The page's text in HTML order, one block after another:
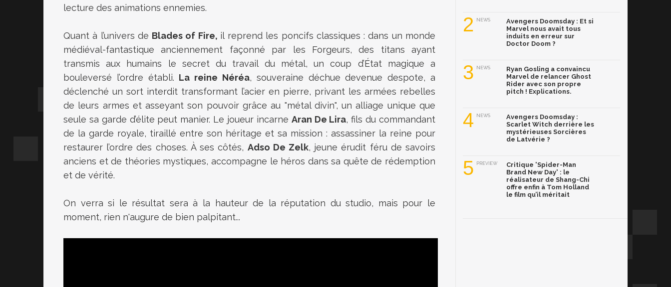
lecture des animations ennemies.
Quant à l’univers de Blades of Fire, il reprend les poncifs classiques : dans un monde
médiéval-fantastique anciennement façonné par les Forgeurs, des titans ayant
transmis aux humains le secret du travail du métal, un coup d’État magique a
bouleversé l’ordre établi. La reine Néréa, souveraine déchue devenue despote, a
déclenché un sort interdit transformant l’acier en pierre, privant les armées rebelles
de leurs armes et asseyant son pouvoir grâce au "métal divin", un alliage unique que
seule sa garde d’élite peut manier. Le joueur incarne Aran De Lira, fils du commandant
de la garde royale, tiraillé entre son héritage et sa mission : assassiner la reine pour
restaurer l’ordre des choses. À ses côtés, Adso De Zelk, jeune érudit féru de savoirs
anciens et de théories mystiques, accompagne le héros dans sa quête de rédemption
et de vérité.
On verra si le résultat sera à la hauteur de la réputation du studio, mais pour le
moment, rien n'augure de bien palpitant...
2 NEWS
Avengers Doomsday : Et si
Marvel nous avait tous
induits en erreur sur
Doctor Doom ?
3 NEWS
Ryan Gosling a convaincu
Marvel de relancer Ghost
Rider avec son propre
pitch ! Explications.
4 NEWS
Avengers Doomsday :
Scarlet Witch derrière les
mystérieuses Sorcières
de Latvérie ?
5 PREVIEW
Critique 'Spider-Man
Brand New Day' : le
réalisateur de Shang-Chi
offre enfin à Tom Holland
le film qu’il méritait